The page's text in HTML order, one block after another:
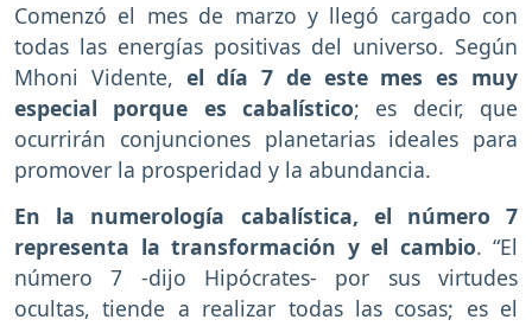
Comenzó el mes de marzo y llegó cargado con
todas las energías positivas del universo. Según
Mhoni Vidente, el día 7 de este mes es muy
especial porque es cabalístico; es decir, que
ocurrirán conjunciones planetarias ideales para
promover la prosperidad y la abundancia.
En la numerología cabalística, el número 7
representa la transformación y el cambio. “El
número 7 -dijo Hipócrates- por sus virtudes
ocultas, tiende a realizar todas las cosas; es el